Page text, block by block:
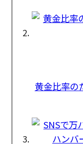
黄金比率の